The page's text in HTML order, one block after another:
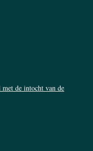
de intocht van de